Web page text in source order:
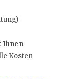
Ihnen
Kosten